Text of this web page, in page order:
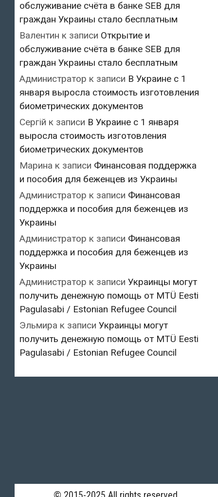
обслуживание счёта в банке SEB для
граждан Украины стало бесплатным
Валентин к записи Открытие и
обслуживание счёта в банке SEB для
граждан Украины стало бесплатным
Администратор к записи В Украине с 1
января выросла стоимость изготовления
биометрических документов
Сергій к записи В Украине с 1 января
выросла стоимость изготовления
биометрических документов
Марина к записи Финансовая поддержка
и пособия для беженцев из Украины
Администратор к записи Финансовая
поддержка и пособия для беженцев из
Украины
Администратор к записи Финансовая
поддержка и пособия для беженцев из
Украины
Администратор к записи Украинцы могут
получить денежную помощь от MTÜ Eesti
Pagulasabi / Estonian Refugee Council
Эльмира к записи Украинцы могут
получить денежную помощь от MTÜ Eesti
Pagulasabi / Estonian Refugee Council